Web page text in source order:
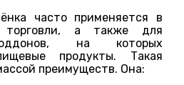
часто применяется в
торговли, а также для
на которых
продукты. Такая
преимуществ. Она: